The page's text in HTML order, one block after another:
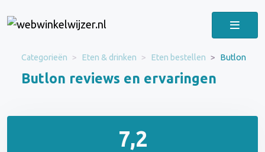
Categorieën Eten & drinken Eten bestellen Butlon
Butlon reviews en ervaringen
7,2